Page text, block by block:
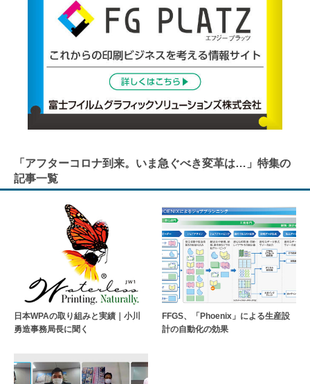
「アフターコロナ到来。いま急ぐべき変革は…」特集の
記事一覧
日本WPAの取り組みと実績｜小川
勇造事務局長に聞く
FFGS、「Phoenix」による生産設
計の自動化の効果